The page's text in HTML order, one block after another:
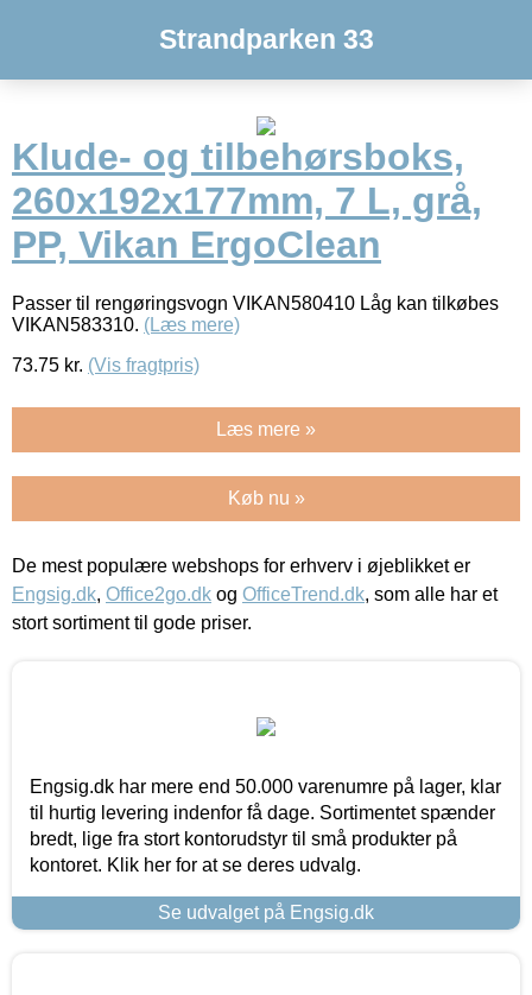
Strandparken 33
Klude- og tilbehørsboks,
260x192x177mm, 7 L, grå,
PP, Vikan ErgoClean
Passer til rengøringsvogn VIKAN580410 Låg kan tilkøbes
VIKAN583310. (Læs mere)
73.75 kr. (Vis fragtpris)
Læs mere »
Køb nu »
De mest populære webshops for erhverv i øjeblikket er
Engsig.dk, Office2go.dk og OfficeTrend.dk, som alle har et
stort sortiment til gode priser.
Engsig.dk har mere end 50.000 varenumre på lager, klar
til hurtig levering indenfor få dage. Sortimentet spænder
bredt, lige fra stort kontorudstyr til små produkter på
kontoret. Klik her for at se deres udvalg.
Se udvalget på Engsig.dk